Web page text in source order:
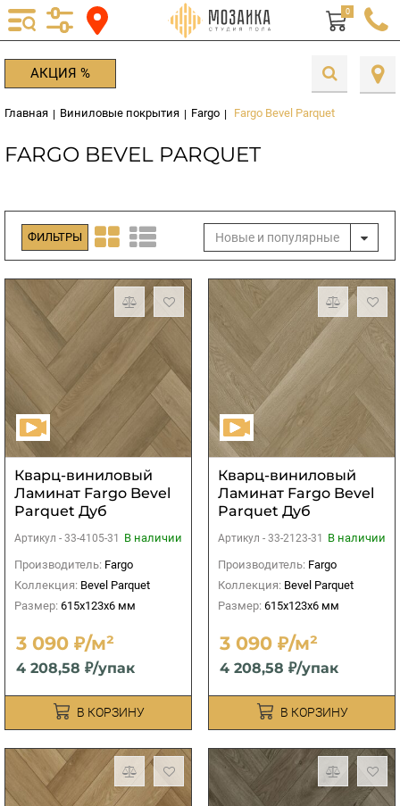
0
АКЦИЯ %
Главная | Виниловые покрытия | Fargo | Fargo Bevel Parquet
FARGO BEVEL PARQUET
Новые и популярные
ФИЛЬТРЫ
Кварц-виниловый
Ламинат Fargo Bevel
Parquet Дуб
Артикул - 33-4105-31
В наличии
Производитель: Fargo
Коллекция: Bevel Parquet
Размер: 615x123x6 мм
3 090 ₽/м²
4 208,58 ₽/упак
В КОРЗИНУ
Кварц-виниловый
Ламинат Fargo Bevel
Parquet Дуб
Артикул - 33-2123-31
В наличии
Производитель: Fargo
Коллекция: Bevel Parquet
Размер: 615x123x6 мм
3 090 ₽/м²
4 208,58 ₽/упак
В КОРЗИНУ